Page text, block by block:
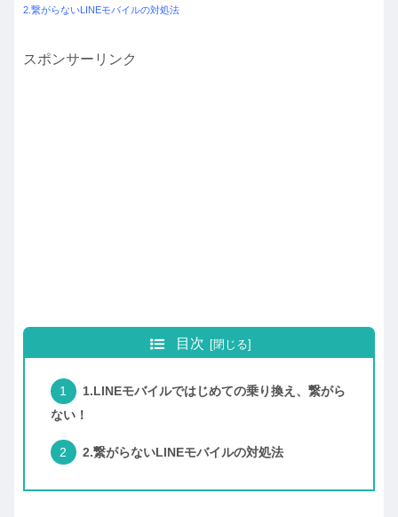
2.繋がらないLINEモバイルの対処法
スポンサーリンク
目次
1.LINEモバイルではじめての乗り換え、繋がら
ない！
2.繋がらないLINEモバイルの対処法